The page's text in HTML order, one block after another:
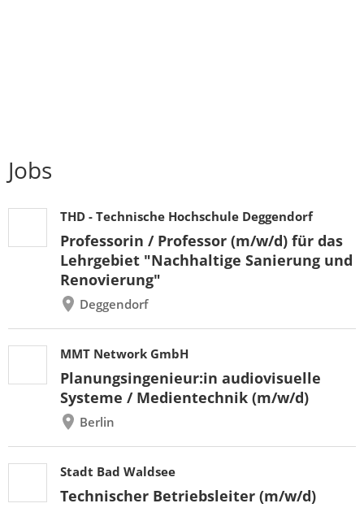
Jobs
THD - Technische Hochschule Deggendorf
Professorin / Professor (m/w/d) für das
Lehrgebiet "Nachhaltige Sanierung und
Renovierung"
Deggendorf
MMT Network GmbH
Planungsingenieur:in audiovisuelle
Systeme / Medientechnik (m/w/d)
Berlin
Stadt Bad Waldsee
Technischer Betriebsleiter (m/w/d)